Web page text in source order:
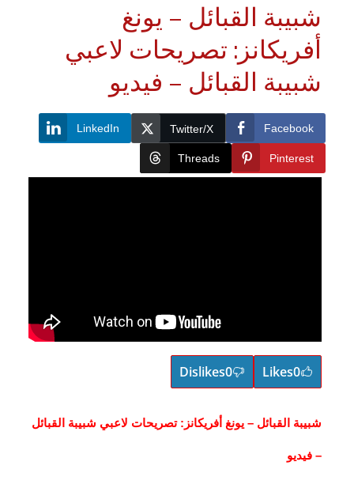
القبائل – يونغ
تصريحات لاعبي
القبائل – فيديو
Twitter/X
LinkedIn
Threads
Likes
0
Dislikes
القبائل – يونغ أفريكانز: تصريحات لاعبي شبيبة القبائل